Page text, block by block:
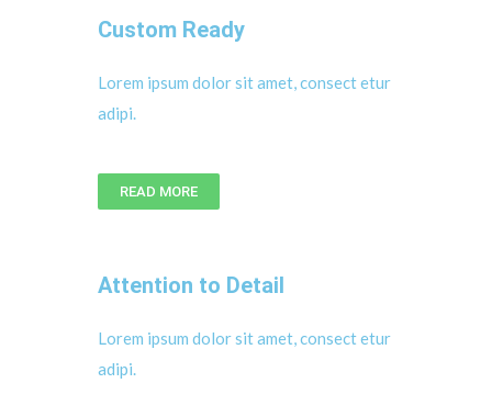
Custom Ready
Lorem ipsum dolor sit amet, consect etur
adipi.
READ MORE
Attention to Detail
Lorem ipsum dolor sit amet, consect etur
adipi.